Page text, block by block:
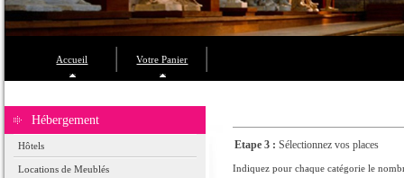
Accueil Votre Panier
Hébergement
Hôtels
Locations de Meublés
Etape 3 : Sélectionnez vos places
Indiquez pour chaque catégorie le